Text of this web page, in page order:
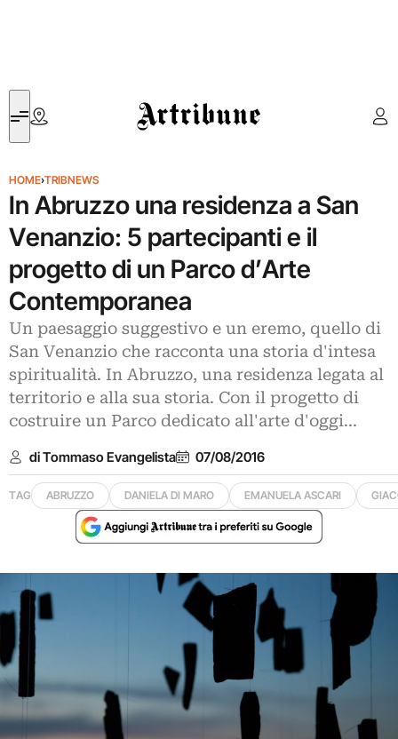
Artribune
HOME›TRIBNEWS
In Abruzzo una residenza a San
Venanzio: 5 partecipanti e il
progetto di un Parco d’Arte
Contemporanea
Un paesaggio suggestivo e un eremo, quello di
San Venanzio che racconta una storia d'intesa
spiritualità. In Abruzzo, una residenza legata al
territorio e alla sua storia. Con il progetto di
costruire un Parco dedicato all'arte d'oggi...
di Tommaso Evangelista 07/08/2016
TAG ABRUZZO DANIELA DI MARO EMANUELA ASCARI